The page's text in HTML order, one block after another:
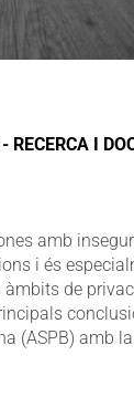
I
amb
i és
de
(ASPB) amb